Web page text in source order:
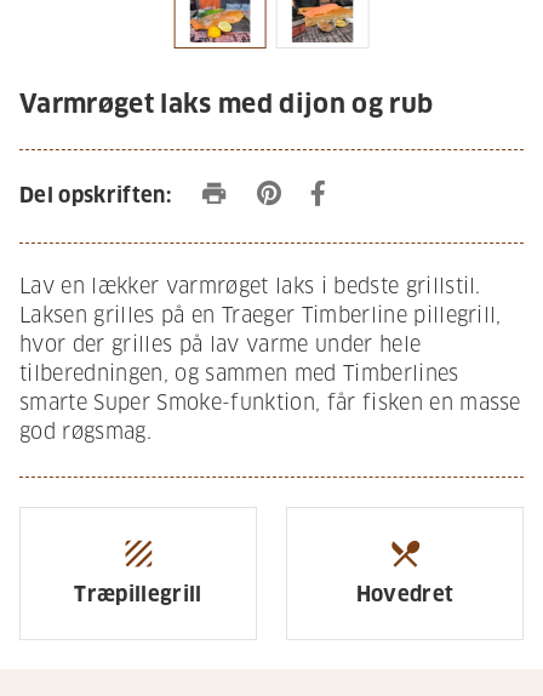
Varmrøget laks med dijon og rub
Del opskriften: print
Lav en lækker varmrøget laks i bedste grillstil.
Laksen grilles på en Traeger Timberline pillegrill,
hvor der grilles på lav varme under hele
tilberedningen, og sammen med Timberlines
smarte Super Smoke-funktion, får fisken en masse
god røgsmag.
texture
Træpillegrill
restaurant_menu
Hovedret